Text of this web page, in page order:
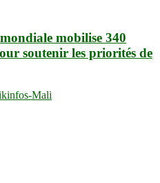
mobilise 340
soutenir les priorités de
Mali